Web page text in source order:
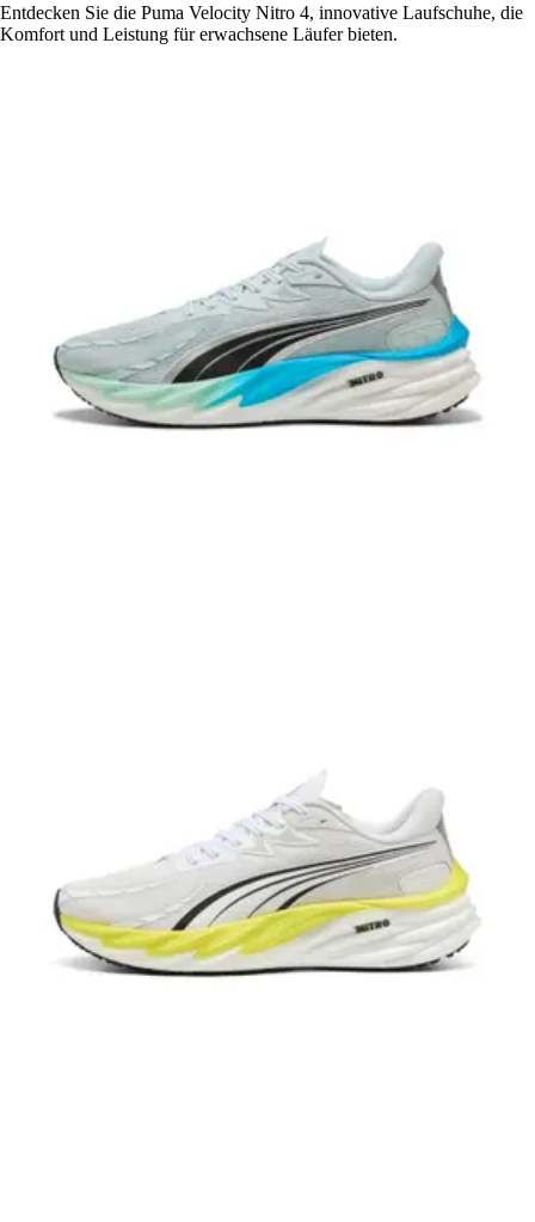
Entdecken Sie die Puma Velocity Nitro 4, innovative Laufschuhe, die
Komfort und Leistung für erwachsene Läufer bieten.